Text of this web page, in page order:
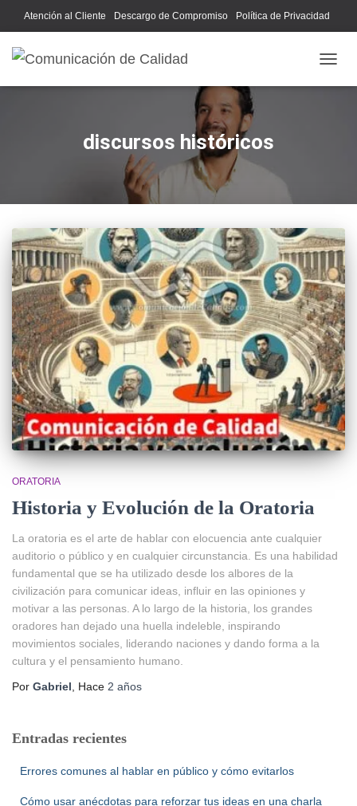
Atención al Cliente Descargo de Compromiso Política de Privacidad
discursos históricos
ORATORIA
Historia y Evolución de la Oratoria
La oratoria es el arte de hablar con elocuencia ante cualquier
auditorio o público y en cualquier circunstancia. Es una habilidad
fundamental que se ha utilizado desde los albores de la
civilización para comunicar ideas, influir en las opiniones y
motivar a las personas. A lo largo de la historia, los grandes
oradores han dejado una huella indeleble, inspirando
movimientos sociales, liderando naciones y dando forma a la
cultura y el pensamiento humano.
Por Gabriel , Hace 2 años
Entradas recientes
Errores comunes al hablar en público y cómo evitarlos
Cómo usar anécdotas para reforzar tus ideas en una charla